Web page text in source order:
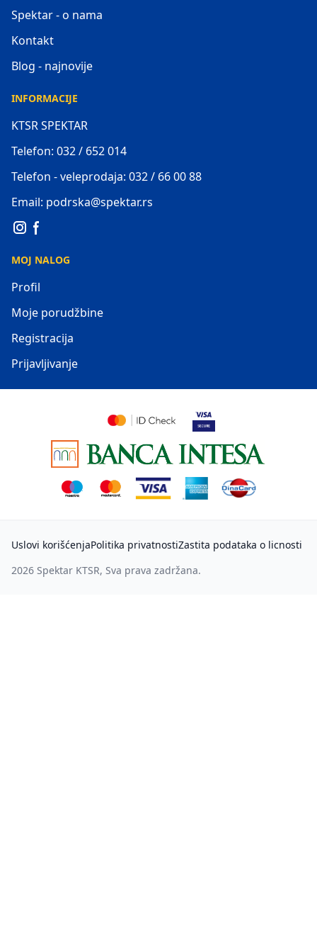
Spektar - o nama
Kontakt
Blog - najnovije
INFORMACIJE
KTSR SPEKTAR
Telefon: 032 / 652 014
Telefon - veleprodaja: 032 / 66 00 88
Email: podrska@spektar.rs
MOJ NALOG
Profil
Moje porudžbine
Registracija
Prijavljivanje
Uslovi korišćenjaPolitika privatnostiZastita podataka o licnosti
2026 Spektar KTSR, Sva prava zadržana.